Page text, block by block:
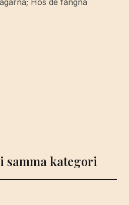
samma kategori